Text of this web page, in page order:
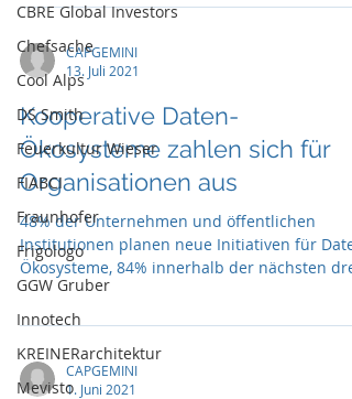
CBRE Global Investors
Chefsache
Cool Alps
DS Smith
Feuerkultur Wieser
FIABCI
Fraunhofer
Frigologo
GGW Gruber
Innotech
KREINERarchitektur
Mevisto
CAPGEMINI
13. Juli 2021
Kooperative Daten-
Ökosysteme zahlen sich für
Organisationen aus
48% der Unternehmen und öffentlichen
Institutionen planen neue Initiativen für
Ökosysteme, 84% innerhalb der nächsten drei
Jahre
CAPGEMINI
1. Juni 2021